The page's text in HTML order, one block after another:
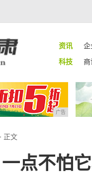
资讯 企
科技
商
广告
正文
点不怕